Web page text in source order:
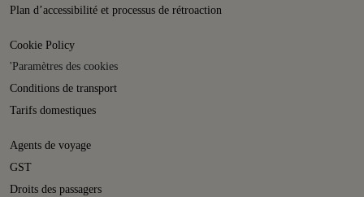
Plan d’accessibilité et processus de rétroaction
Cookie Policy
'Paramètres des cookies
Conditions de transport
Tarifs domestiques
Agents de voyage
GST
Droits des passagers